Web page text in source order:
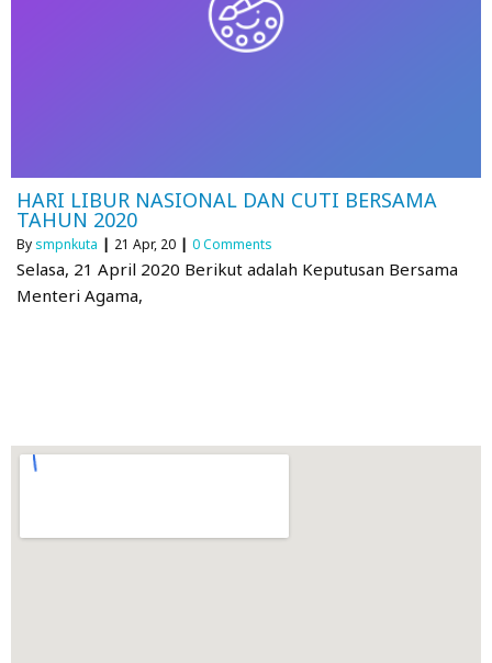
HARI LIBUR NASIONAL DAN CUTI BERSAMA
TAHUN 2020
By smpnkuta | 21 Apr, 20 | 0 Comments
Selasa, 21 April 2020 Berikut adalah Keputusan Bersama
Menteri Agama,